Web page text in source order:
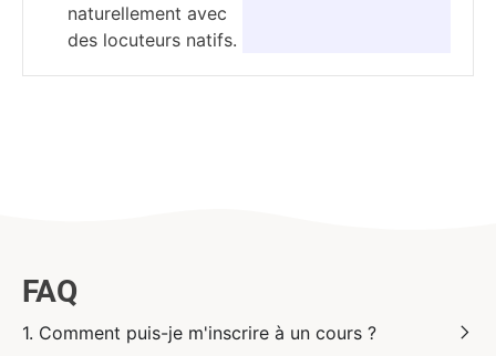
naturellement avec
des locuteurs natifs.
FAQ
1. Comment puis-je m'inscrire à un cours ?